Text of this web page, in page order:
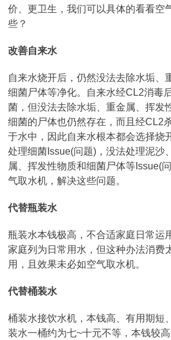
价、更卫生，我们可以具体的看看空
些？
改善自来水
自来水烧开后，仍然没法去除水垢、
细菌尸体等净化。自来水经CL2消毒
菌，但没法去除水垢、重金属、挥发
细菌的尸体也仍然存在，而且经CL2
于水中，因此自来水根本都会选择烧
处理细菌Issue(问题)，没法处理泥沙
属、挥发性物质和细菌尸体等Issue(
气取水机，解决这些问题。
代替瓶装水
瓶装水本钱极高，不合适家庭日常运
家庭列为日常用水，但这种办法消费
用，且效果未必如空气取水机。
代替桶装水
桶装水接饮水机，本钱高、有用期短
装水一桶约为七~十元不等，本钱较